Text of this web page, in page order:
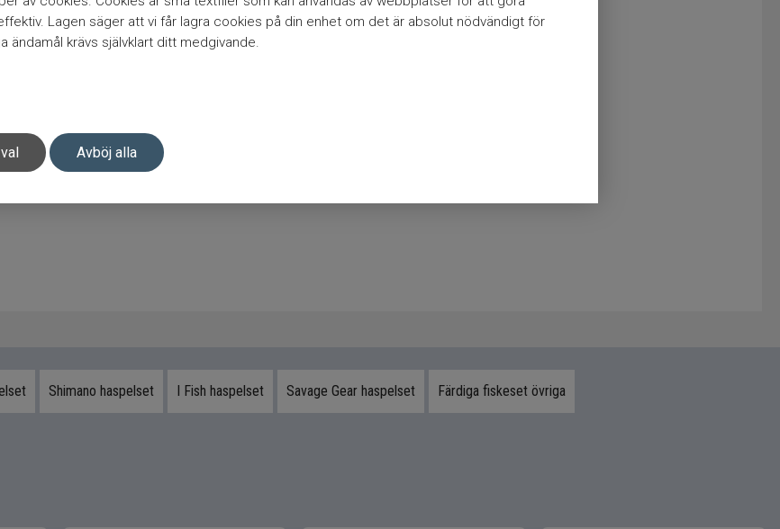
Lagen säger att vi får lagra cookies på din enhet om det är absolut nödvändigt för
ändamål krävs självklart ditt medgivande.
Avböj alla
Shimano haspelset I Fish haspelset Savage Gear haspelset Färdiga fiskeset övriga